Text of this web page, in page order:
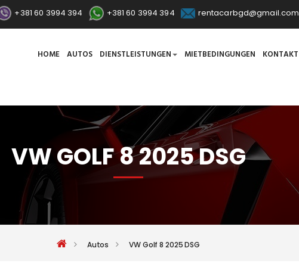
+381 60 3994 394 +381 60 3994 394 rentacarbgd@gmail.com
HOME AUTOS DIENSTLEISTUNGEN MIETBEDINGUNGEN KONTAKT
VW GOLF 8 2025 DSG
Autos VW Golf 8 2025 DSG